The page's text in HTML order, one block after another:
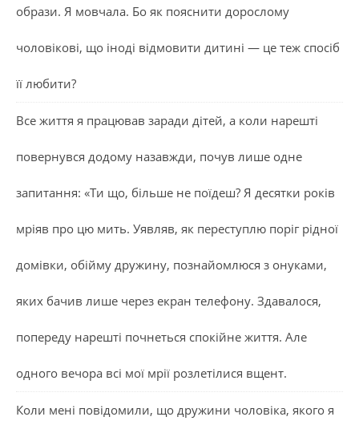
образи. Я мовчала. Бо як пояснити дорослому
чоловікові, що іноді відмовити дитині — це теж спосіб
її любити?
Все життя я працював заради дітей, а коли нарешті
повернувся додому назавжди, почув лише одне
запитання: «Ти що, більше не поїдеш? Я десятки років
мріяв про цю мить. Уявляв, як переступлю поріг рідної
домівки, обійму дружину, познайомлюся з онуками,
яких бачив лише через екран телефону. Здавалося,
попереду нарешті почнеться спокійне життя. Але
одного вечора всі мої мрії розлетілися вщент.
Коли мені повідомили, що дружини чоловіка, якого я